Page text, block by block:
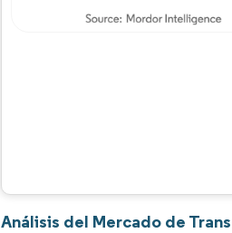
Análisis del Mercado de